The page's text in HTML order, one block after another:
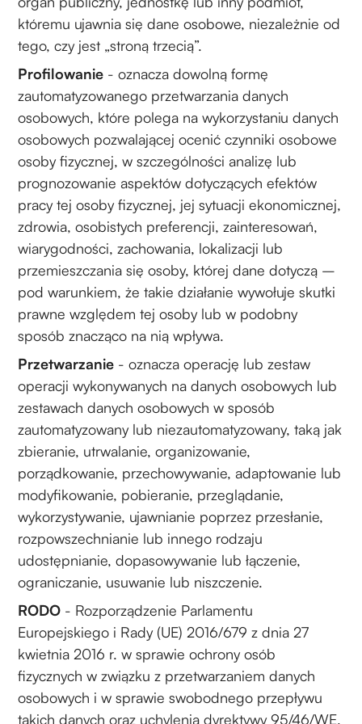
któremu ujawnia się dane osobowe, niezależnie od
tego, czy jest „stroną trzecią”.
Profilowanie - oznacza dowolną formę
zautomatyzowanego przetwarzania danych
osobowych, które polega na wykorzystaniu danych
osobowych pozwalającej ocenić czynniki osobowe
osoby fizycznej, w szczególności analizę lub
prognozowanie aspektów dotyczących efektów
pracy tej osoby fizycznej, jej sytuacji ekonomicznej,
zdrowia, osobistych preferencji, zainteresowań,
wiarygodności, zachowania, lokalizacji lub
przemieszczania się osoby, której dane dotyczą –
pod warunkiem, że takie działanie wywołuje skutki
prawne względem tej osoby lub w podobny
sposób znacząco na nią wpływa.
Przetwarzanie - oznacza operację lub zestaw
operacji wykonywanych na danych osobowych lub
zestawach danych osobowych w sposób
zautomatyzowany lub niezautomatyzowany, taką jak
zbieranie, utrwalanie, organizowanie,
porządkowanie, przechowywanie, adaptowanie lub
modyfikowanie, pobieranie, przeglądanie,
wykorzystywanie, ujawnianie poprzez przesłanie,
rozpowszechnianie lub innego rodzaju
udostępnianie, dopasowywanie lub łączenie,
ograniczanie, usuwanie lub niszczenie.
RODO - Rozporządzenie Parlamentu
Europejskiego i Rady (UE) 2016/679 z dnia 27
kwietnia 2016 r. w sprawie ochrony osób
fizycznych w związku z przetwarzaniem danych
osobowych i w sprawie swobodnego przepływu
takich danych oraz uchylenia dyrektywy 95/46/WE.